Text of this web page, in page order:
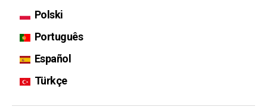
Polski
Português
Español
Türkçe